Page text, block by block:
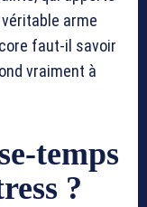
arme
faut-il savoir
vraiment à
temps
?